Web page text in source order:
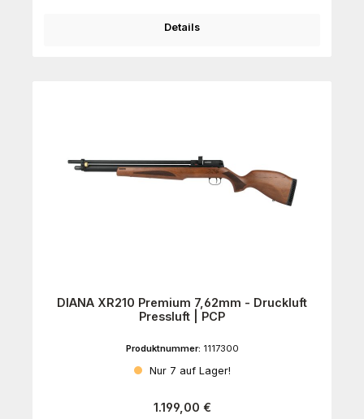
Details
DIANA XR210 Premium 7,62mm - Druckluft
Pressluft | PCP
Produktnummer: 1117300
Nur 7 auf Lager!
Regulärer Preis:
1.199,00 €